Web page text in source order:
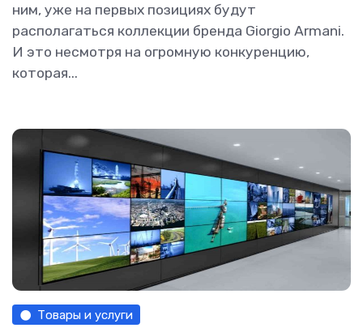
ним, уже на первых позициях будут
располагаться коллекции бренда Giorgio Armani.
И это несмотря на огромную конкуренцию,
которая...
Товары и услуги